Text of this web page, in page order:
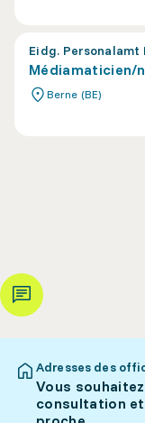
Eidg. Personalamt
Médiamaticien/
Berne (BE)
Adresses des
Vous
consultation